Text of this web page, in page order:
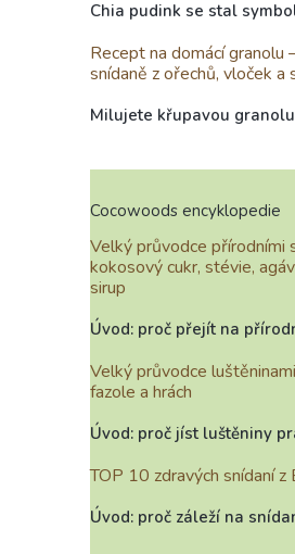
Chia pudink se stal
Recept na domácí granolu
snídaně z ořechů, vloček a
Milujete křupavou
Cocowoods encyklopedie
Velký průvodce přírodními
kokosový cukr, stévie,
sirup
Úvod: proč přejít na
Velký průvodce
fazole a hrách
Úvod: proč jíst luštěniny
TOP 10 zdravých snídaní z
Úvod: proč záleží na